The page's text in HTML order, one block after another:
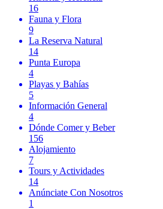
16
Fauna y Flora
9
La Reserva Natural
14
Punta Europa
4
Playas y Bahías
5
Información General
4
Dónde Comer y Beber
156
Alojamiento
7
Tours y Actividades
14
Anúnciate Con Nosotros
1